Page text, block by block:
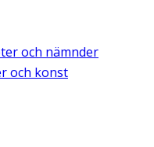
och nämnder
och konst